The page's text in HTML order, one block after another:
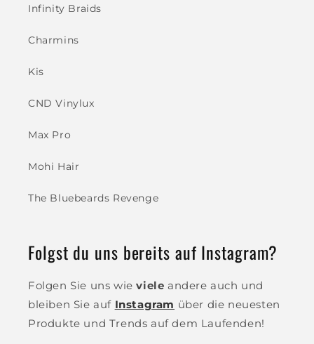
Infinity Braids
Charmins
Kis
CND Vinylux
Max Pro
Mohi Hair
The Bluebeards Revenge
Folgst du uns bereits auf Instagram?
Folgen Sie uns wieviele andere auch und
bleiben Sie auf Instagram über die neuesten
Produkte und Trends auf dem Laufenden!